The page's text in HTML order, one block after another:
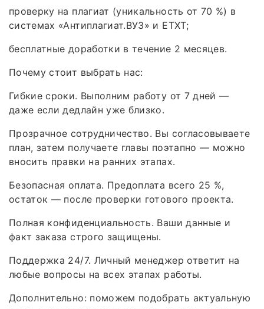
проверку на плагиат (уникальность от 70 %) в
системах «Антиплагиат.ВУЗ» и ETXT;
бесплатные доработки в течение 2 месяцев.
Почему стоит выбрать нас:
Гибкие сроки. Выполним работу от 7 дней —
даже если дедлайн уже близко.
Прозрачное сотрудничество. Вы согласовываете
план, затем получаете главы поэтапно — можно
вносить правки на ранних этапах.
Безопасная оплата. Предоплата всего 25 %,
остаток — после проверки готового проекта.
Полная конфиденциальность. Ваши данные и
факт заказа строго защищены.
Поддержка 24/7. Личный менеджер ответит на
любые вопросы на всех этапах работы.
Дополнительно: поможем подобрать актуальную